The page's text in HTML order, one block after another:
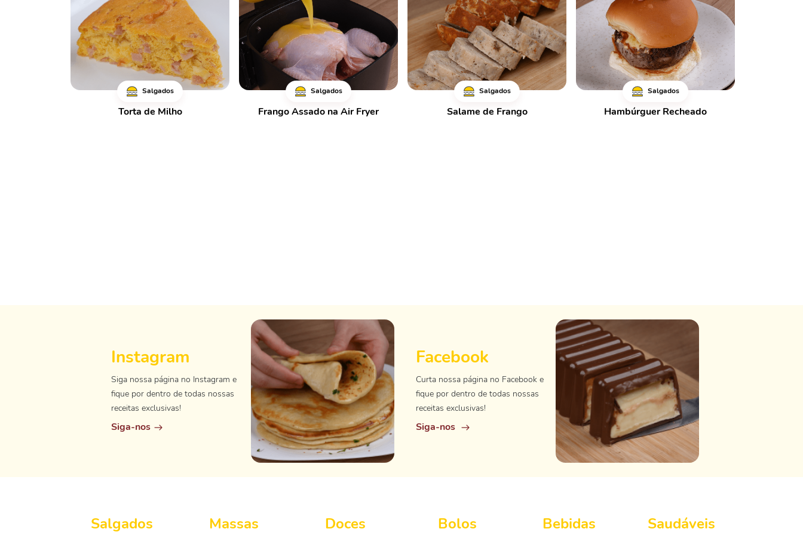
Salgados
Torta de Milho
Salgados
Frango Assado na Air Fryer
Salgados
Salame de Frango
Salgados
Hambúrguer Recheado
Instagram
Siga nossa página no Instagram e
fique por dentro de todas nossas
receitas exclusivas!
Siga-nos
Facebook
Curta nossa página no Facebook e
fique por dentro de todas nossas
receitas exclusivas!
Siga-nos
Salgados Massas Doces Bolos Bebidas Saudáveis